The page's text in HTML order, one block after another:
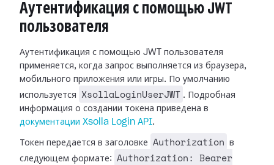
Аутентификация с помощью JWT
пользователя
Аутентификация с помощью JWT пользователя
применяется, когда запрос выполняется из браузера,
мобильного приложения или игры. По умолчанию
используется
XsollaLoginUserJWT . Подробная
информация о создании токена приведена в
документации Xsolla Login API.
Токен передается в заголовке Authorization
в
следующем формате:
Authorization: Bearer